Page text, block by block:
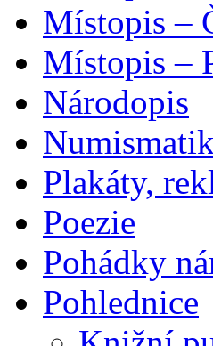
Místopis –
Místopis –
Národopis
Plakáty,
Poezie
Pohádky
Pohlednice